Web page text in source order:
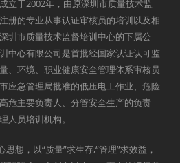
立于2002年，由原深圳市质量技术监
册的专业从事认证审核员的培训以及相
圳市质量技术监督培训中心的下属公
中心有限公司是首批经国家认证认可监
、环境、职业健康安全管理体系审核员
应急管理局批准的低压电工作业、危险
危主要负责人、分管安全生产的负责
人员培训机构。
想，以“质量”求生存,“管理”求效益，